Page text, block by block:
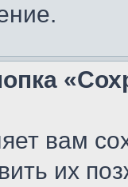
вам
их